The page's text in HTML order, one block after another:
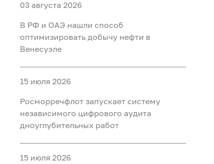
03 августа 2026
В РФ и ОАЭ нашли способ
оптимизировать добычу нефти в
Венесуэле
15 июля 2026
Росморречфлот запускает систему
независимого цифрового аудита
дноуглубительных работ
15 июля 2026